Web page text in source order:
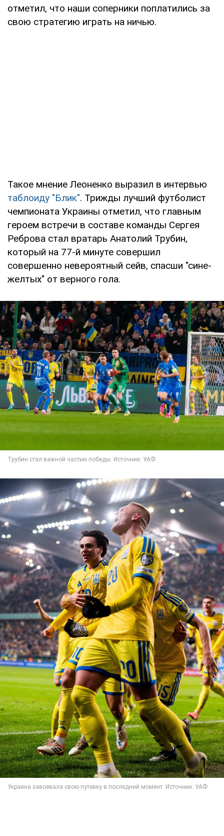
отметил, что наши соперники поплатились за
свою стратегию играть на ничью.
Такое мнение Леоненко выразил в интервью
таблоиду "Блик". Трижды лучший футболист
чемпионата Украины отметил, что главным
героем встречи в составе команды Сергея
Реброва стал вратарь Анатолий Трубин,
который на 77-й минуте совершил
совершенно невероятный сейв, спасши "сине-
желтых" от верного гола.